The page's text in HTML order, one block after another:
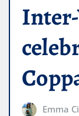
Emma